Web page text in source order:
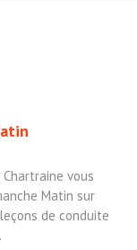
vous
Matin sur
de conduite